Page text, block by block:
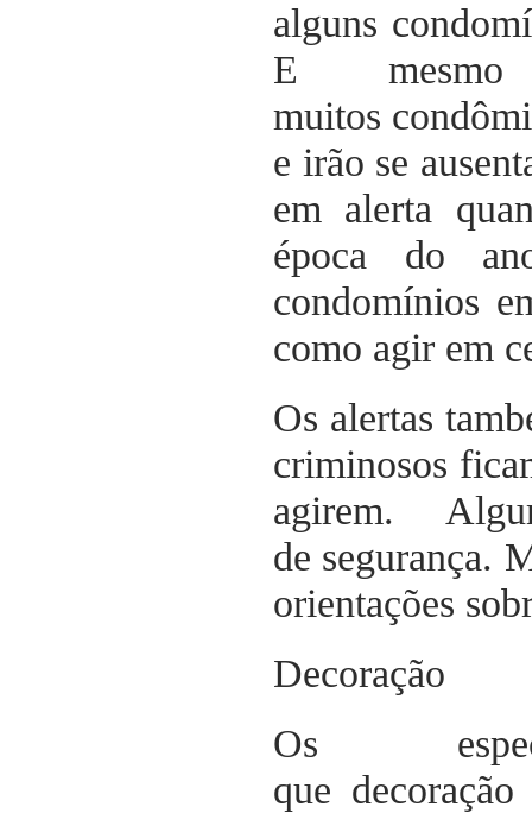
alguns
E
muitos
e irão se
em alerta
época do
condomínios
como agir em
Os alertas
criminosos
agirem.
de segurança.
orientações
Decoração
Os
que